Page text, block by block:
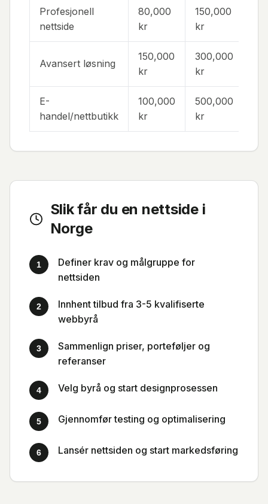
Profesjonell
nettside
80,000
kr
150,000
kr
Avansert løsning
150,000
kr
300,000
kr
E-
handel/nettbutikk
100,000
kr
500,000
kr
Slik får du en nettside i
Norge
1
Definer krav og målgruppe for
nettsiden
2
Innhent tilbud fra 3-5 kvalifiserte
webbyrå
3
Sammenlign priser, porteføljer og
referanser
4 Velg byrå og start designprosessen
5 Gjennomfør testing og optimalisering
6 Lansér nettsiden og start markedsføring